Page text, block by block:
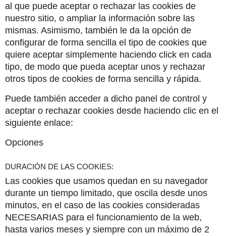
al que puede aceptar o rechazar las cookies de
nuestro sitio, o ampliar la información sobre las
mismas. Asimismo, también le da la opción de
configurar de forma sencilla el tipo de cookies que
quiere aceptar simplemente haciendo click en cada
tipo, de modo que pueda aceptar unos y rechazar
otros tipos de cookies de forma sencilla y rápida.
Puede también acceder a dicho panel de control y
aceptar o rechazar cookies desde haciendo clic en el
siguiente enlace:
Opciones
DURACIÓN DE LAS COOKIES:
Las cookies que usamos quedan en su navegador
durante un tiempo limitado, que oscila desde unos
minutos, en el caso de las cookies consideradas
NECESARIAS para el funcionamiento de la web,
hasta varios meses y siempre con un máximo de 2